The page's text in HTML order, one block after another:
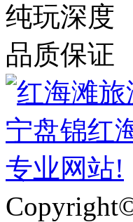
纯玩深度
品质保证